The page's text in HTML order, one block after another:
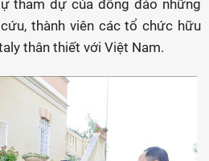
tham dự của đông đảo những
thành viên các tổ chức hữu
thân thiết với Việt Nam.